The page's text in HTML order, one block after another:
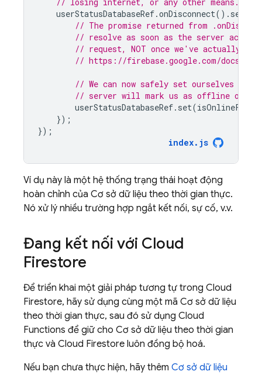
userStatusDatabaseRef.onDisconnect(). set
// The promise returned from
// resolve as soon as the server
// request, NOT once we've actually
// https://firebase.google.com/docs/
// We can now safely set ourselves as
// server will mark us as offline once
userStatusDatabaseRef. set(
});
});
index. js
Ví dụ này là một hệ thống trạng thái hoạt động
hoàn chỉnh của Cơ sở dữ liệu theo thời gian thực.
Nó xử lý nhiều trường hợp ngắt kết nối, sự cố, v.v.
Đang kết nối với Cloud
Firestore
Để triển khai một giải pháp tương tự trong Cloud
Firestore, hãy sử dụng cùng một mã Cơ sở dữ liệu
theo thời gian thực, sau đó sử dụng Cloud
Functions để giữ cho Cơ sở dữ liệu theo thời gian
thực và Cloud Firestore luôn đồng bộ hoá.
Nếu bạn chưa thực hiện, hãy thêm Cơ sở dữ liệu